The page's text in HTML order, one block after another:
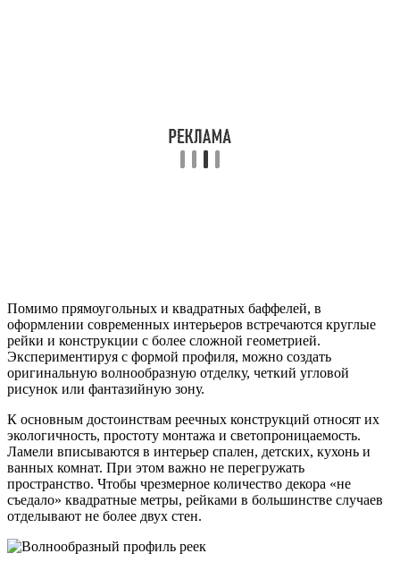
Помимо прямоугольных и квадратных баффелей, в
оформлении современных интерьеров встречаются круглые
рейки и конструкции с более сложной геометрией.
Экспериментируя с формой профиля, можно создать
оригинальную волнообразную отделку, четкий угловой
рисунок или фантазийную зону.
К основным достоинствам реечных конструкций относят их
экологичность, простоту монтажа и светопроницаемость.
Ламели вписываются в интерьер спален, детских, кухонь и
ванных комнат. При этом важно не перегружать
пространство. Чтобы чрезмерное количество декора «не
съедало» квадратные метры, рейками в большинстве случаев
отделывают не более двух стен.